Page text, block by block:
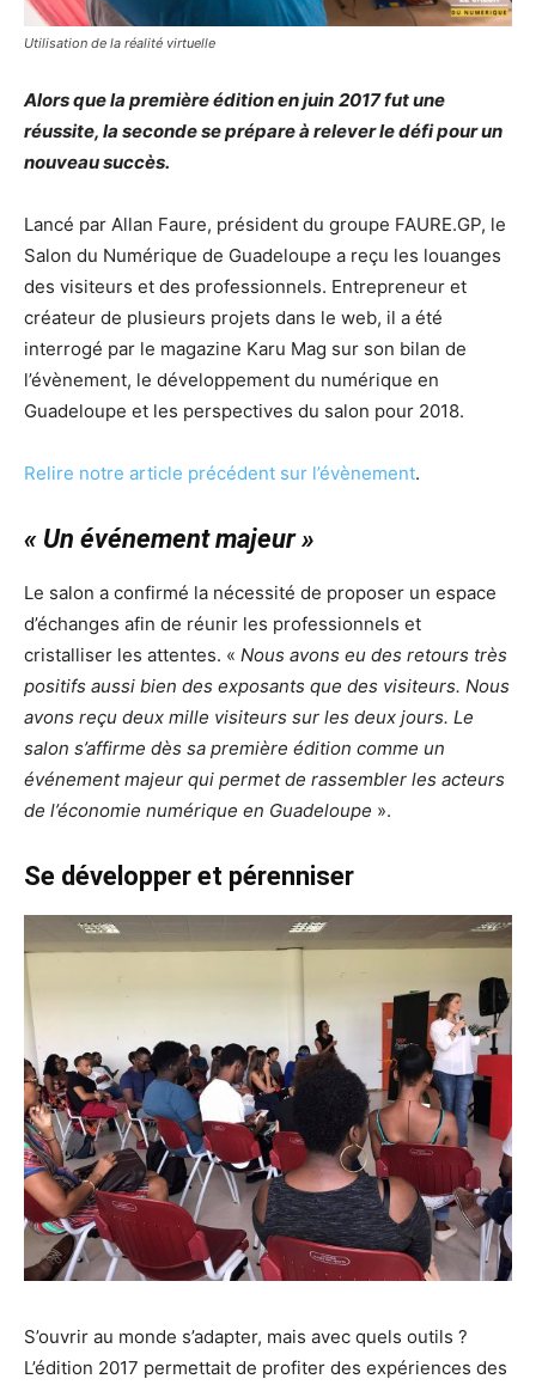
Utilisation de la réalité virtuelle
Alors que la première édition en juin 2017 fut une
réussite, la seconde se prépare à relever le défi pour un
nouveau succès.
Lancé par Allan Faure, président du groupe FAURE.GP, le
Salon du Numérique de Guadeloupe a reçu les louanges
des visiteurs et des professionnels. Entrepreneur et
créateur de plusieurs projets dans le web, il a été
interrogé par le magazine Karu Mag sur son bilan de
l’évènement, le développement du numérique en
Guadeloupe et les perspectives du salon pour 2018.
Relire notre article précédent sur l’évènement.
« Un événement majeur »
Le salon a confirmé la nécessité de proposer un espace
d’échanges afin de réunir les professionnels et
cristalliser les attentes. « Nous avons eu des retours très
positifs aussi bien des exposants que des visiteurs. Nous
avons reçu deux mille visiteurs sur les deux jours. Le
salon s’affirme dès sa première édition comme un
événement majeur qui permet de rassembler les acteurs
de l’économie numérique en Guadeloupe ».
Se développer et pérenniser
S’ouvrir au monde s’adapter, mais avec quels outils ?
L’édition 2017 permettait de profiter des expériences des